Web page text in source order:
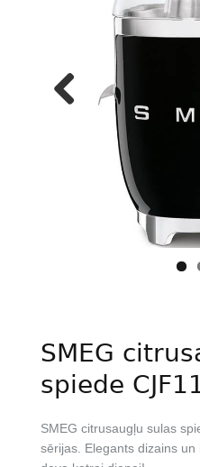
SMEG
spiede
SMEG citrusaugļu sulas
sērijas. Elegants dizains